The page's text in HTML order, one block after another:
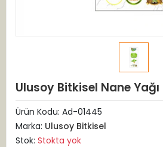
Ulusoy Bitkisel Nane
Ürün Kodu: Ad-01445
Marka: Ulusoy Bitkisel
Stok: Stokta yok